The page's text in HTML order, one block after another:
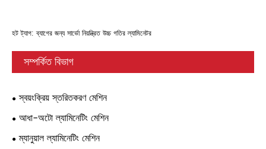
হট ট্যাগ: ব্যাগের জন্য সার্ভো নিয়ন্ত্রিত উচ্চ গতির ল্যামিনেটর
সম্পর্কিত বিভাগ
স্বয়ংক্রিয় স্তরিতকরণ মেশিন
আধা-অটো ল্যামিনেটিং মেশিন
ম্যানুয়াল ল্যামিনেটিং মেশিন